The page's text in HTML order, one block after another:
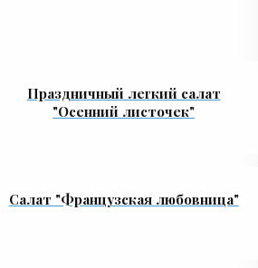
Праздничный легкий салат
"Осенний листочек"
Салат "Французская любовница"